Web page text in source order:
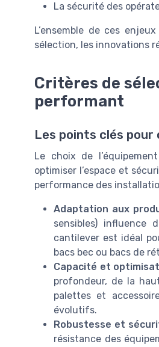
La sécurité des
L’ensemble de ces
sélection, les innovations
Critères de
performant
Les points clés
Le choix de
optimiser l’espace et
performance des
Adaptation aux
sensibles) influence
cantilever est idéal
bacs bec ou bacs de
Capacité et
profondeur, de la
palettes et
évolutifs.
Robustesse et
résistance des